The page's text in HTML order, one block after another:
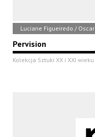
Luciane Figueiredo /
Pervision
Kolekcja Sztuki XX i XXI wieku